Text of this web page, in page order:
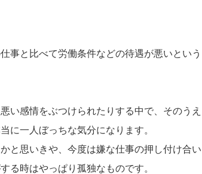
事と比べて労働条件などの待遇が悪いという
い感情をぶつけられたりする中で、そのうえ
に一人ぼっちな気分になります。
と思いきや、今度は嫌な仕事の押し付け合い
る時はやっぱり孤独なものです。